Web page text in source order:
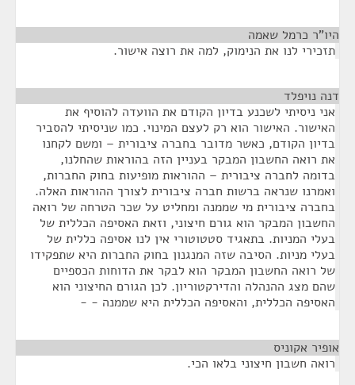
היו"ר כרמל שאמה
תזכירי לנו את הנימוק, למה את רוצה אישור.
דנה נויפלד
אני ניסיתי לשכנע בדיון הקודם את הוועדה להוסיף את
האישור. האישור הוא רק לעצם המינוי. כמו שניסיתי להסביר
בדיון הקודם, כאשר מדובר בחברה ציבורית – ומשם לקחנו
את רואה החשבון המבקר בעניין הזה בהוראות שהחלנו,
בדומה לחברה ציבורית – ההוראות מופיעות בחוק החברות,
ואמרנו שנראה ברשות חברה ציבורית לצורך ההוראות האלה.
בחברה ציבורית מי שממנה ומחליט על שכר הטרחה של רואה
החשבון המבקר הוא גורם חיצוני, וזאת האסיפה הכללית של
בעלי המניות. בתאגיד סטטוטורי אין לנו אסיפה כללית של
בעלי מניות. הסיבה שזה המנגנון בחוק החברות היא שתפקידו
של רואה החשבון המבקר הוא לבקר את הדוחות הכספיים
שהם מצג ההנהלה והדירקטוריון. לכן הגורם החיצוני הוא
האסיפה הכללית, והאסיפה הכללית היא שממנה - -
אופיר אקוניס
רואה חשבון חיצוני בלאו הכי.